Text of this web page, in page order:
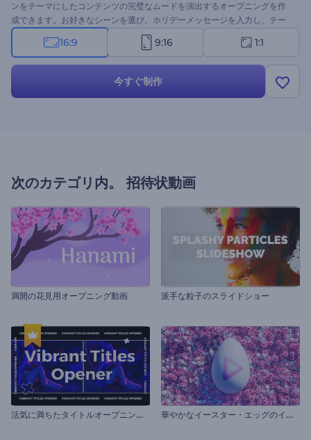
ンをテーマにしたコンテンツの完璧なムードを演出するオープニングを作
成できます。お好きなシーンを選び、ホリデーメッセージを入力し、テー
マ性のあるBGMを選んで、視聴者を不気味なハロウィーンの世界にいざな
いましょう。ホリデーオープニング、グリーティング動画、不気味なイベ
す。今すぐ作成して、ハロウィーンのお祝いを本当に忘れられないものに
16:9 9:16 1:1
今すぐ制作
次のカテゴリ内。 招待状動画
満開の花見用オープニング動画 派手な粒子のスライドショー
活
気に満ちたタイトルオープニング動画 華
やかなイースター・エッグのイントロ動画